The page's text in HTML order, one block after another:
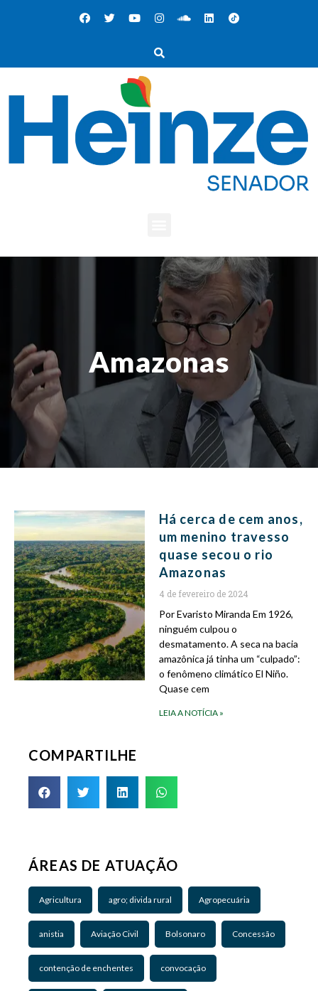
Amazonas
Há cerca de cem anos,
um menino travesso
quase secou o rio
Amazonas
4 de fevereiro de 2024
Por Evaristo Miranda Em 1926,
ninguém culpou o
desmatamento. A seca na bacia
amazônica já tinha um “culpado”:
o fenômeno climático El Niño.
Quase cem
LEIA A NOTÍCIA »
COMPARTILHE
ÁREAS DE ATUAÇÃO
Agricultura agro; divida rural Agropecuária
anistia Aviação Civil Bolsonaro Concessão
contenção de enchentes convocação